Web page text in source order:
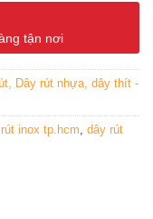
tận nơi
Dây rút nhựa, dây thít -
inox tp.hcm dây rút